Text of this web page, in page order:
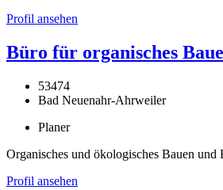
Profil ansehen
Büro für organisches
53474
Bad Neuenahr-Ahrweiler
Planer
Organisches und ökologisches Bauen und
Profil ansehen